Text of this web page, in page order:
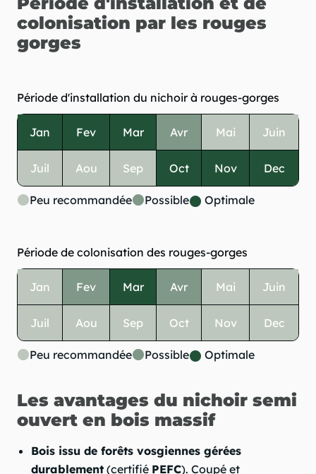
colonisation par les rouges
gorges
Période d'installation du nichoir à rouges-gorges
Jan Fev Mar Avr Mai Juin
Juil Aou Sep Oct Nov Dec
Peu recommandée Possible Optimale
Période de colonisation des rouges-gorges
Jan Fev Mar Avr Mai Juin
Juil Aou Sep Oct Nov Dec
Peu recommandée Possible Optimale
Les avantages du nichoir semi
ouvert en bois massif
Bois issu de forêts vosgiennes gérées
durablement (certifié PEFC). Coupé et